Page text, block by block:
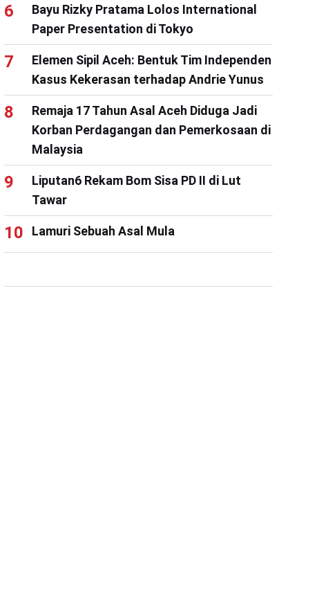
Bayu Rizky Pratama Lolos International
Paper Presentation di Tokyo
Elemen Sipil Aceh: Bentuk Tim Independen
Kasus Kekerasan terhadap Andrie Yunus
Remaja 17 Tahun Asal Aceh Diduga Jadi
Korban Perdagangan dan Pemerkosaan di
Malaysia
Liputan6 Rekam Bom Sisa PD II di Lut
Tawar
Lamuri Sebuah Asal Mula